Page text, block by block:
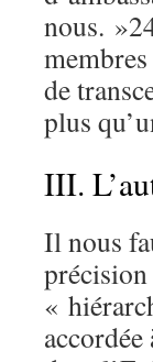
nous.
de
plus
III.
Il nous
«